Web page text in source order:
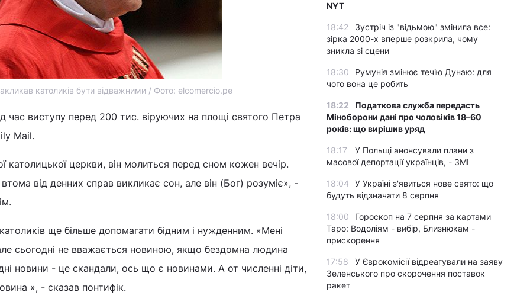
католиків бути відважними / Фото: elcomercio.pe
час виступу перед 200 тис. віруючих на площі святого Петра
Mail.
католицької церкви, він молиться перед сном кожен вечір.
від денних справ викликає сон, але він (Бог) розуміє», -
ще більше допомагати бідним і нужденним. «Мені
сьогодні не вважається новиною, якщо бездомна людина
новини - це скандали, ось що є новинами. А от численні діти,
», - сказав понтифік.
NYT
18:42
Зустріч із "відьмою" змінила все:
зірка 2000-х вперше розкрила, чому
зникла зі сцени
18:30
Румунія змінює течію Дунаю: для
чого вона це робить
18:22
Податкова служба передасть
Міноборони дані про чоловіків 18–60
років: що вирішив уряд
18:17
У Польщі анонсували плани з
масової депортації українців, - ЗМІ
18:04
У Україні з'явиться нове свято: що
будуть відзначати 8 серпня
18:00
Гороскоп на 7 серпня за картами
Таро: Водоліям - вибір, Близнюкам -
прискорення
17:58
У Єврокомісії відреагували на заяву
Зеленського про скорочення поставок
ракет